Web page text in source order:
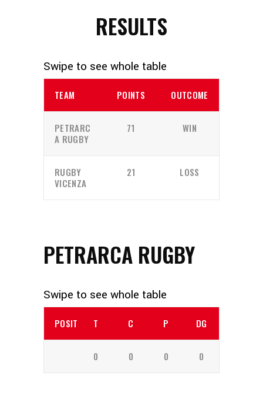
RESULTS
TEAM POINTS OUTCOME
PETRARC
A RUGBY
71 WIN
RUGBY
VICENZA
21 LOSS
PETRARCA RUGBY
POSITION T C P DG
0 0 0 0